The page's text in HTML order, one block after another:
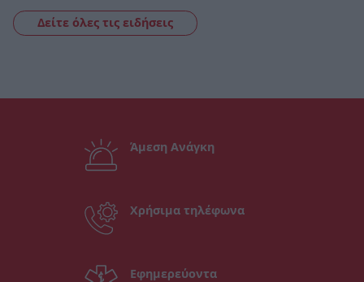
Δείτε όλες τις ειδήσεις
Άμεση Ανάγκη
Χρήσιμα τηλέφωνα
Εφημερεύοντα